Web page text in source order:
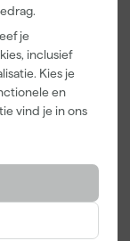
je
inclusief
Kies je
en
vind je in ons
131,
incl. BTW